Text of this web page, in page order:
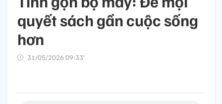
quyết sách gần cuộc sống
hơn
31/05/2026 09:33’